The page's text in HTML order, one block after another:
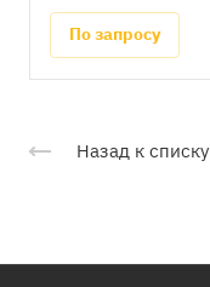
По запросу
Назад к списку